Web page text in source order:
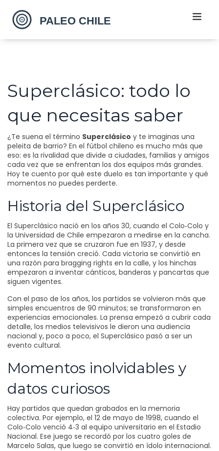
Superclásico: todo lo
que necesitas saber
¿Te suena el término Superclásico y te imaginas una
peleita de barrio? En el fútbol chileno es mucho más que
eso: es la rivalidad que divide a ciudades, familias y amigos
cada vez que se enfrentan los dos equipos más grandes.
Hoy te cuento por qué este duelo es tan importante y qué
momentos no puedes perderte.
Historia del Superclásico
El Superclásico nació en los años 30, cuando el Colo‑Colo y
la Universidad de Chile empezaron a medirse en la cancha.
La primera vez que se cruzaron fue en 1937, y desde
entonces la tensión creció. Cada victoria se convirtió en
una razón para bragging rights en la calle, y los hinchas
empezaron a inventar cánticos, banderas y pancartas que
siguen vigentes.
Con el paso de los años, los partidos se volvieron más que
simples encuentros de 90 minutos; se transformaron en
experiencias emocionales. La prensa empezó a cubrir cada
detalle, los medios televisivos le dieron una audiencia
nacional y, poco a poco, el Superclásico pasó a ser un
evento cultural.
Momentos inolvidables y
datos curiosos
Hay partidos que quedan grabados en la memoria
colectiva. Por ejemplo, el 12 de mayo de 1998, cuando el
Colo‑Colo venció 4‑3 al equipo universitario en el Estadio
Nacional. Ese juego se recordó por los cuatro goles de
Marcelo Salas, que luego se convirtió en ídolo internacional.